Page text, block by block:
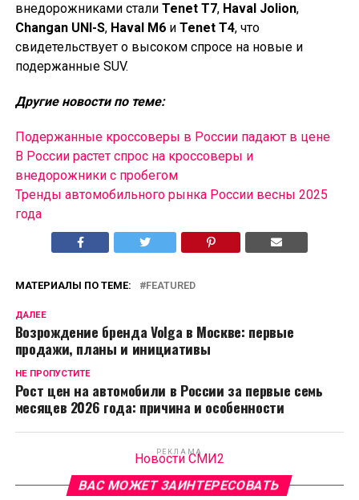
внедорожниками стали Tenet T7, Haval Jolion,
Changan UNI-S, Haval M6и Tenet T4, что
свидетельствует о высоком спросе на новые и
подержанные SUV.
Другие новости по теме:
Подержанные кроссоверы в России падают в цене
В России растет спрос на кроссоверы и
внедорожники с пробегом
Тренды автомобильного рынка России весны 2025
года
МАТЕРИАЛЫ ПО ТЕМЕ: FEATURED
ДАЛЕЕ
Возрождение бренда Volga в Москве: первые
продажи, планы и инициативы
НЕ ПРОПУСТИТЕ
Рост цен на автомобили в России за первые семь
месяцев 2026 года: причина и особенности
РЕКЛАМА
Новости СМИ2
ВАС МОЖЕТ ЗАИНТЕРЕСОВАТЬ